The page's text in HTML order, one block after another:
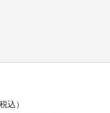
込）